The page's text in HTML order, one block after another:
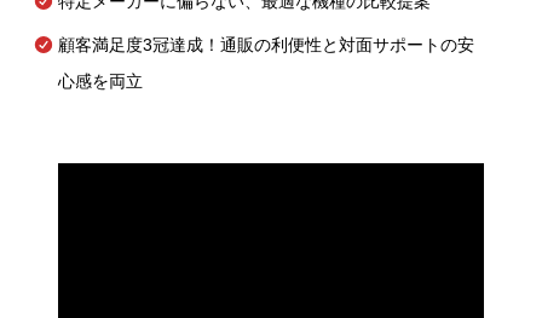
顧客満足度3冠達成！通販の利便性と対面サポートの安
心感を両立